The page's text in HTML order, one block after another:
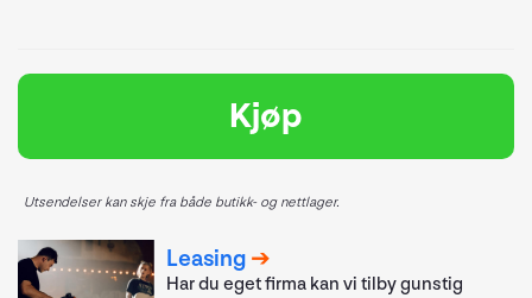
Kjøp
Utsendelser kan skje fra både butikk- og nettlager.
Leasing
Har du eget firma kan vi tilby gunstig